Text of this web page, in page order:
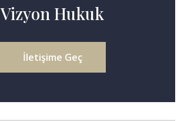
Vizyon Hukuk
İletişime Geç